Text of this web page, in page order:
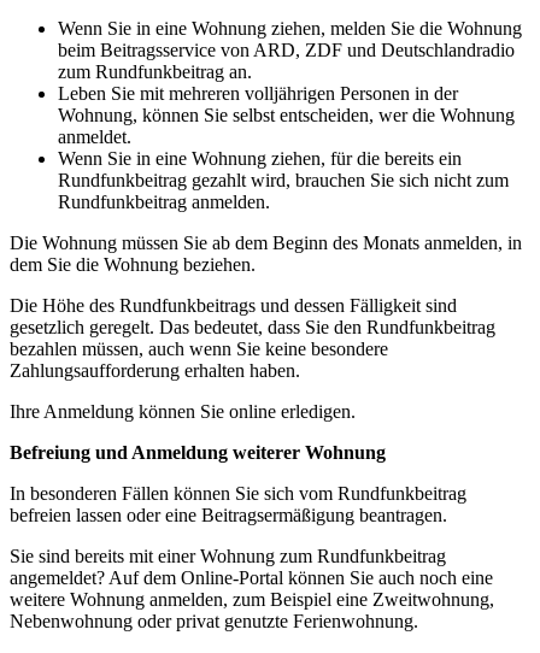
Wenn Sie in eine Wohnung ziehen, melden Sie die Wohnung
beim Beitragsservice von ARD, ZDF und Deutschlandradio
zum Rundfunkbeitrag an.
Leben Sie mit mehreren volljährigen Personen in der
Wohnung, können Sie selbst entscheiden, wer die Wohnung
anmeldet.
Wenn Sie in eine Wohnung ziehen, für die bereits ein
Rundfunkbeitrag gezahlt wird, brauchen Sie sich nicht zum
Rundfunkbeitrag anmelden.
Die Wohnung müssen Sie ab dem Beginn des Monats anmelden, in
dem Sie die Wohnung beziehen.
Die Höhe des Rundfunkbeitrags und dessen Fälligkeit sind
gesetzlich geregelt. Das bedeutet, dass Sie den Rundfunkbeitrag
bezahlen müssen, auch wenn Sie keine besondere
Zahlungsaufforderung erhalten haben.
Ihre Anmeldung können Sie online erledigen.
Befreiung und Anmeldung weiterer Wohnung
In besonderen Fällen können Sie sich vom Rundfunkbeitrag
befreien lassen oder eine Beitragsermäßigung beantragen.
Sie sind bereits mit einer Wohnung zum Rundfunkbeitrag
angemeldet? Auf dem Online-Portal können Sie auch noch eine
weitere Wohnung anmelden, zum Beispiel eine Zweitwohnung,
Nebenwohnung oder privat genutzte Ferienwohnung.